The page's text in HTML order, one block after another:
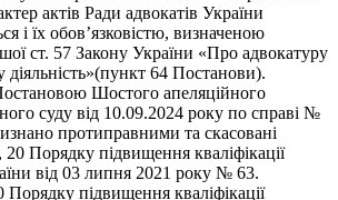
актів Ради адвокатів України
і їх обов’язковістю, визначеною
ст. 57 Закону України «Про адвокатуру
діяльність»(пункт 64 Постанови).
Шостого апеляційного
суду від 10.09.2024 року по справі №
протиправними та скасовані
Порядку підвищення кваліфікації
від 03 липня 2021 року № 63.
підвищення кваліфікації